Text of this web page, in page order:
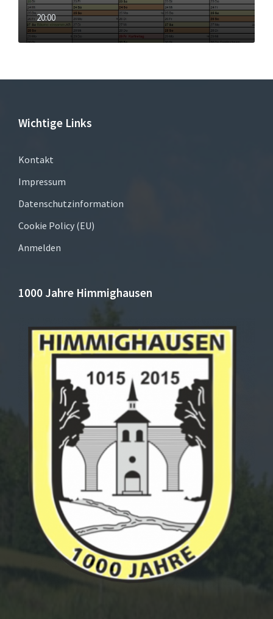
20:00
Wichtige Links
Kontakt
Impressum
Datenschutzinformation
Cookie Policy (EU)
Anmelden
1000 Jahre Himmighausen